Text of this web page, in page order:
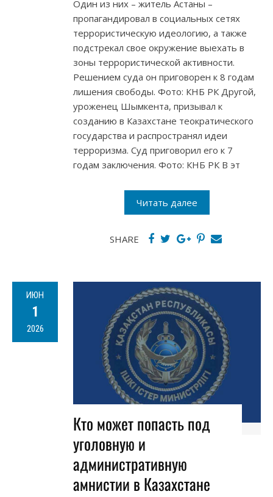
Один из них – житель Астаны –
пропагандировал в социальных сетях
террористическую идеологию, а также
подстрекал свое окружение выехать в
зоны террористической активности.
Решением суда он приговорен к 8 годам
лишения свободы. Фото: КНБ РК Другой,
уроженец Шымкента, призывал к
созданию в Казахстане теократического
государства и распространял идеи
терроризма. Суд приговорил его к 7
годам заключения. Фото: КНБ РК В эт
Читать далее
SHARE
ИЮН
1
2026
Кто может попасть под
уголовную и
административную
амнистии в Казахстане